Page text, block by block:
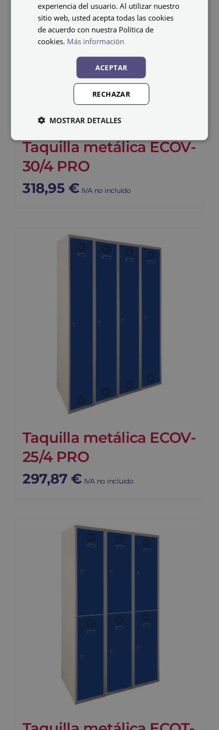
Taquilla metálica ECOV-
30/4 PRO
318,95 € IVA no incluido
Taquilla metálica ECOV-
25/4 PRO
297,87 € IVA no incluido
experiencia del usuario. Al utilizar nuestro
sitio web, usted acepta todas las cookies
de acuerdo con nuestra Política de
cookies. Más información
ACEPTAR
RECHAZAR
MOSTRAR DETALLES